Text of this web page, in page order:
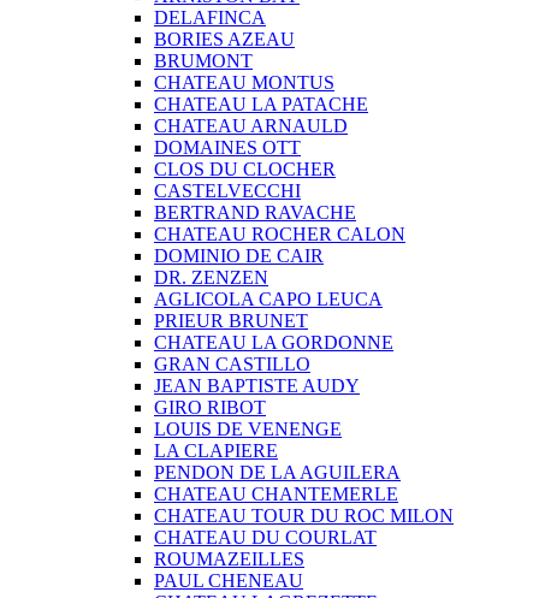
DELAFINCA
BORIES AZEAU
BRUMONT
CHATEAU MONTUS
CHATEAU LA PATACHE
CHATEAU ARNAULD
DOMAINES OTT
CLOS DU CLOCHER
CASTELVECCHI
BERTRAND RAVACHE
CHATEAU ROCHER CALON
DOMINIO DE CAIR
DR. ZENZEN
AGLICOLA CAPO LEUCA
PRIEUR BRUNET
CHATEAU LA GORDONNE
GRAN CASTILLO
JEAN BAPTISTE AUDY
GIRO RIBOT
LOUIS DE VENENGE
LA CLAPIERE
PENDON DE LA AGUILERA
CHATEAU CHANTEMERLE
CHATEAU TOUR DU ROC MILON
CHATEAU DU COURLAT
ROUMAZEILLES
PAUL CHENEAU